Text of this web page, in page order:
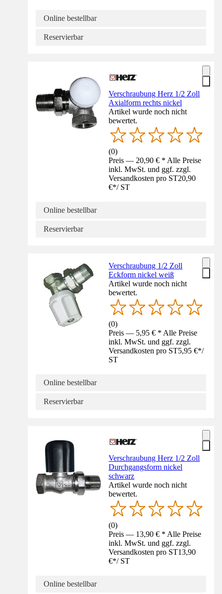
Online bestellbar
Reservierbar
Verschraubung Herz 1/2 Zoll
Axialform rechts nickel
Artikel wurde noch nicht
bewertet.
(0)
Preis — 20,90 € * Alle Preise
inkl. MwSt. und ggf. zzgl.
Versandkosten pro ST20,90
€*/ ST
Online bestellbar
Reservierbar
Verschraubung 1/2 Zoll
Eckform nickel weiß
Artikel wurde noch nicht
bewertet.
(0)
Preis — 5,95 € * Alle Preise
inkl. MwSt. und ggf. zzgl.
Versandkosten pro ST5,95 €*/
ST
Online bestellbar
Reservierbar
Verschraubung Herz 1/2 Zoll
Durchgangsform nickel
schwarz
Artikel wurde noch nicht
bewertet.
(0)
Preis — 13,90 € * Alle Preise
inkl. MwSt. und ggf. zzgl.
Versandkosten pro ST13,90
€*/ ST
Online bestellbar